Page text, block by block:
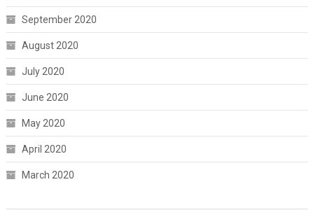
September 2020
August 2020
July 2020
June 2020
May 2020
April 2020
March 2020